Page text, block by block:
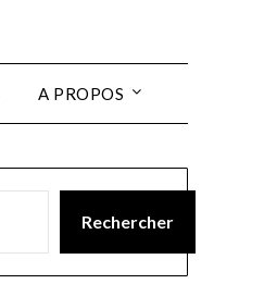
A PROPOS
Rechercher